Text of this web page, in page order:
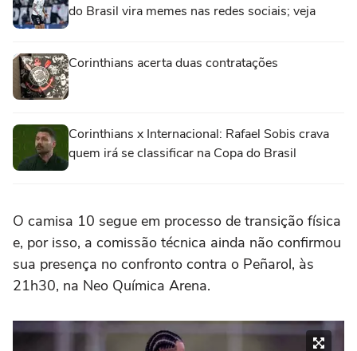
do Brasil vira memes nas redes sociais; veja
Corinthians acerta duas contratações
Corinthians x Internacional: Rafael Sobis crava
quem irá se classificar na Copa do Brasil
O camisa 10 segue em processo de transição física
e, por isso, a comissão técnica ainda não confirmou
sua presença no confronto contra o Peñarol, às
21h30, na Neo Química Arena.